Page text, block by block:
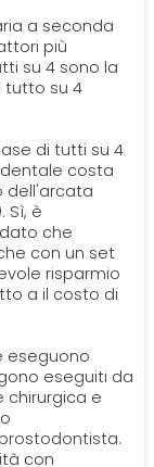
a seconda
più
su 4 sono la
tutto su 4
di tutti su 4
costa
dell'arcata
Sì, è
che
con un set
risparmio
a il costo di
eseguono
eseguiti da
chirurgica e
con